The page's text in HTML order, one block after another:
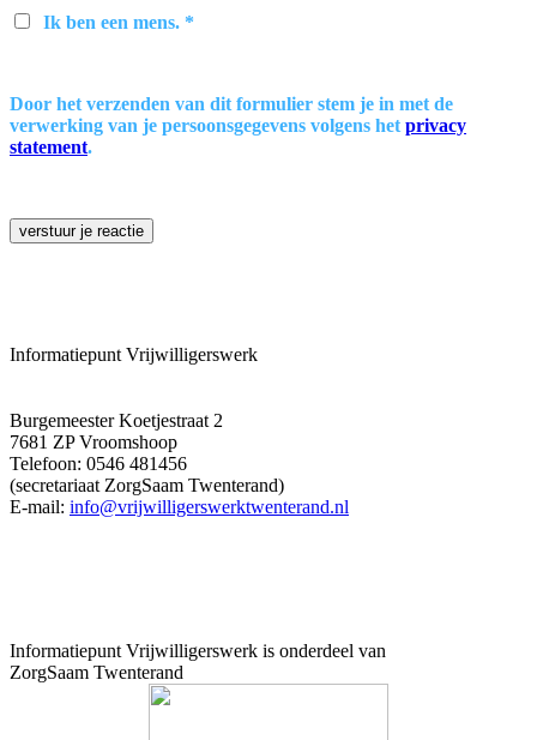
Ik ben een mens. *
Door het verzenden van dit formulier stem je in met de
verwerking van je persoonsgegevens volgens het privacy
statement.
verstuur je reactie
Informatiepunt Vrijwilligerswerk
Burgemeester Koetjestraat 2
7681 ZP Vroomshoop
Telefoon: 0546 481456
(secretariaat ZorgSaam Twenterand)
E-mail: info@vrijwilligerswerktwenterand.nl
Informatiepunt Vrijwilligerswerk is onderdeel van
ZorgSaam Twenterand